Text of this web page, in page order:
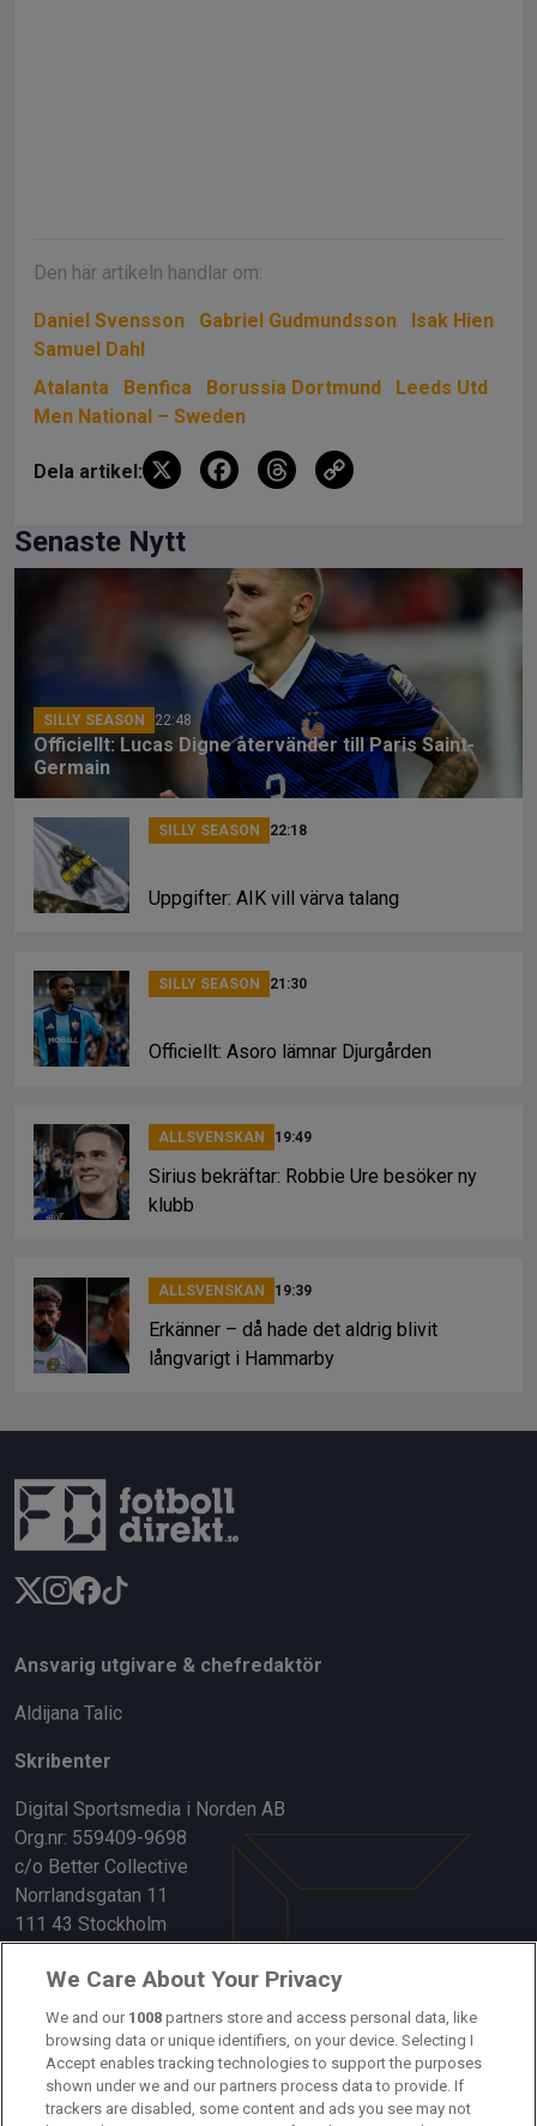
Den här artikeln handlar om:
Daniel Svensson Gabriel Gudmundsson
Isak Hien
Samuel Dahl
Atalanta
Benfica Borussia Dortmund
Leeds Utd
Men National – Sweden
Dela artikel: X
F
b
o
o
k
T
a
d
s
Li
n
k
Senaste Nytt
SILLY SEASON 22:48
Officiellt: Lucas Digne återvänder till Paris Saint-
Germain
SILLY SEASON 22:18
Uppgifter: AIK vill värva talang
SILLY SEASON 21:30
Officiellt: Asoro lämnar Djurgården
ALLSVENSKAN 19:49
Sirius bekräftar: Robbie Ure besöker ny
klubb
ALLSVENSKAN 19:39
Erkänner – då hade det aldrig blivit
långvarigt i Hammarby
Ansvarig utgivare & chefredaktör
Aldijana Talic
Skribenter
Digital Sportsmedia i Norden AB
Org.nr: 559409-9698
c/o Better Collective
Norrlandsgatan 11
111 43 Stockholm
Länkar
Om oss
Kontakta oss
Kundtjänst
We Care About Your Privacy
We and our 1008 partners store and access personal data, like
browsing data or unique identifiers, on your device. Selecting I
Accept enables tracking technologies to support the purposes
shown under we and our partners process data to provide. If
trackers are disabled, some content and ads you see may not